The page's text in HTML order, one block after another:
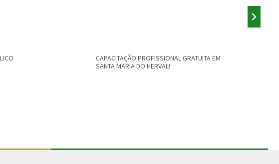
CAPACITAÇÃO PROFISSIONAL GRATUITA EM
SANTA MARIA DO HERVAL!